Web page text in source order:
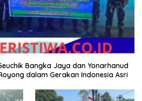
Bangka Jaya dan Yonarhanud
dalam Gerakan Indonesia Asri